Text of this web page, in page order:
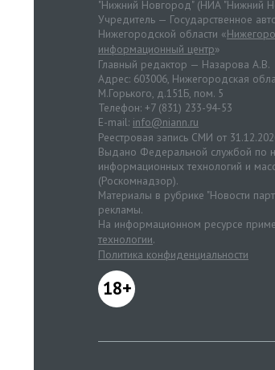
"Нижний Новгород" (НИА "Нижний
Учредитель — Государственное
Нижегородской области «
информационный центр»
Главный редактор — Назарова А.В.
Адрес: 603006, Нижегородская
М.Горького, д.151Б, пом. 5
Телефон: +7 (831) 233-94-53
E-mail: info@niann.ru
Реестровая запись СМИ от
Выдано Федеральной службой по
информационных технологий и
(Роскомнадзор).
Материалы в рубрике "Новости
рекламы.
На информационном ресурсе
технологии.
Политика конфиденциальности
18+